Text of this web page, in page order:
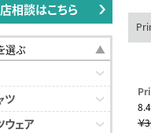
相談はこちら
選ぶ
ツ
ウェア
￥